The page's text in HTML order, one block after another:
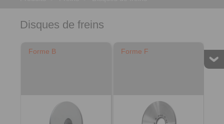
Disques de freins
Forme B Forme F